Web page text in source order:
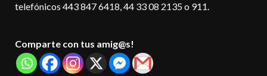
telefónicos 443 847 6418, 44 33 08 2135 o 911.
Comparte con tus amig@s!